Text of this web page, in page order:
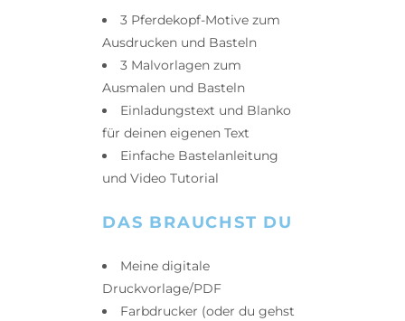
3 Pferdekopf-Motive zum
Ausdrucken und Basteln
3 Malvorlagen zum
Ausmalen und Basteln
Einladungstext und Blanko
für deinen eigenen Text
Einfache Bastelanleitung
und Video Tutorial
DAS BRAUCHST DU
Meine digitale
Druckvorlage/PDF
Farbdrucker (oder du gehst